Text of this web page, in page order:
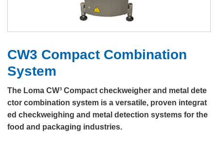
CW3 Compact Combination
System
The Loma CW³ Compact checkweigher and metal dete
ctor combination system is a versatile, proven integrat
ed checkweighing and metal detection systems for the
food and packaging industries.